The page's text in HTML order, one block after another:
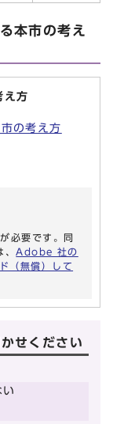
本市の考え
え方
の考え方
必要です。同
Adobe 社の
（無償）して
せください